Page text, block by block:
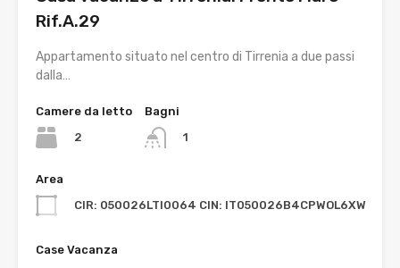
Rif.A.29
Appartamento situato nel centro di Tirrenia a due passi
dalla…
Camere da letto
2
Bagni
1
Area
CIR: 050026LTI0064 CIN: IT050026B4CPWOL6XW
Case Vacanza